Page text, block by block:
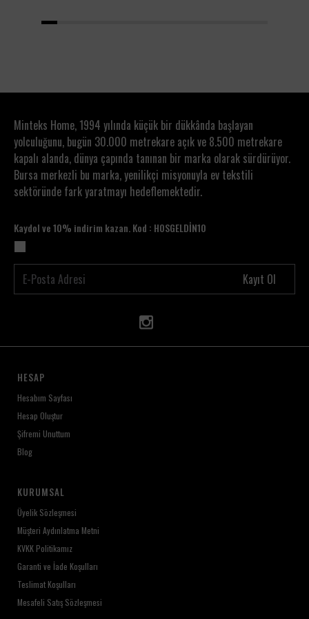
1
Minteks Home, 1994 yılında küçük bir dükkânda başlayan
yolculuğunu, bugün 30.000 metrekare açık ve 8.500 metrekare
kapalı alanda, dünya çapında tanınan bir marka olarak sürdürüyor.
Bursa merkezli bu marka, yenilikçi misyonuyla ev tekstili
sektöründe fark yaratmayı hedeflemektedir.
Kaydol ve 10% indirim kazan. Kod : HOSGELDİN10
Kayıt Ol
HESAP
Hesabım Sayfası
Hesap Oluştur
Şifremi Unuttum
Blog
KURUMSAL
Üyelik Sözleşmesi
Müşteri Aydınlatma Metni
KVKK Politikamız
Garanti ve İade Koşulları
Teslimat Koşulları
Mesafeli Satış Sözleşmesi